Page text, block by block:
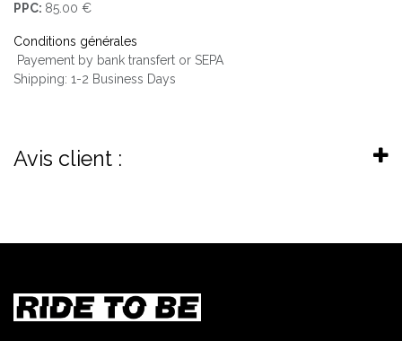
PPC: 85.00 €
Conditions générales
Payement by bank transfert or SEPA
Shipping: 1-2 Business Days
Avis client :